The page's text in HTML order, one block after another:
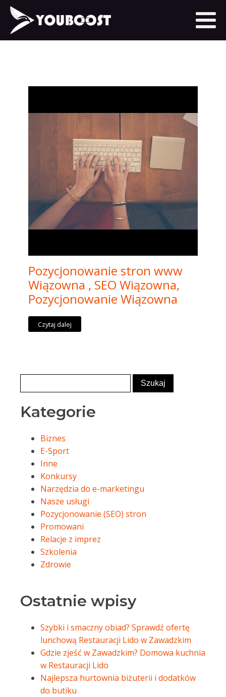
Pozycjonowanie stron www
Wiązowna , SEO Wiązowna,
Pozycjonowanie Wiązowna
Czytaj dalej
Kategorie
Biznes
E-Sport
Inne
Konkursy
Narzędzia do e-marketingu
Nasze usługi
Pozycjonowanie (SEO) stron
Promowani
Relacje z imprez
Szkolenia
Zdrowie
Ostatnie wpisy
Szybki i smaczny obiad? Sprawdź ofertę
lunchową Restauracji Lido w Zawadzkim
Gdzie zjeść w Zawadzkim? Domowa kuchnia
w Restauracji Lido
Najlepsza hurtownia biżuterii i dodatków
do butiku